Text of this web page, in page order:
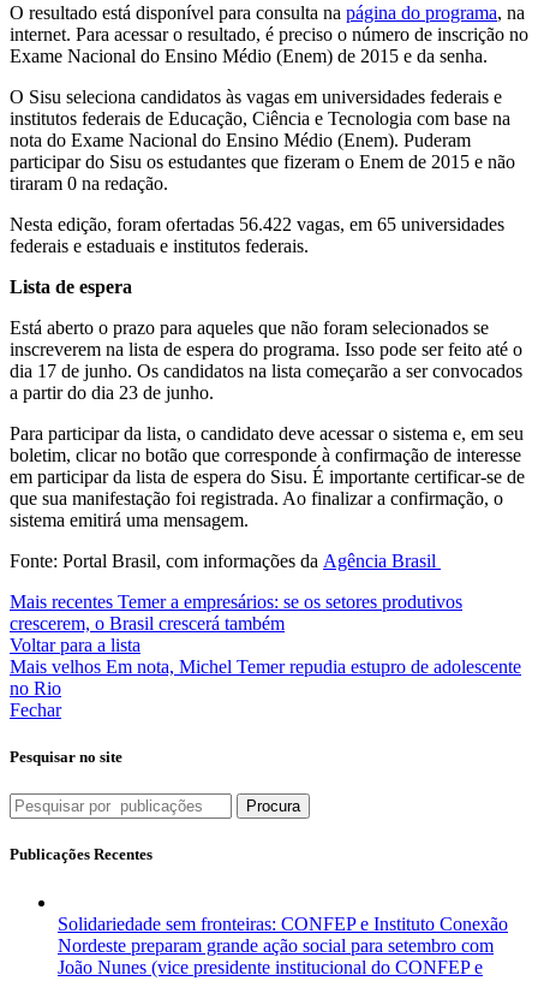
O resultado está disponível para consulta na página do programa, na
internet. Para acessar o resultado, é preciso o número de inscrição no
Exame Nacional do Ensino Médio (Enem) de 2015 e da senha.
O Sisu seleciona candidatos às vagas em universidades federais e
institutos federais de Educação, Ciência e Tecnologia com base na
nota do Exame Nacional do Ensino Médio (Enem). Puderam
participar do Sisu os estudantes que fizeram o Enem de 2015 e não
tiraram 0 na redação.
Nesta edição, foram ofertadas 56.422 vagas, em 65 universidades
federais e estaduais e institutos federais.
Lista de espera
Está aberto o prazo para aqueles que não foram selecionados se
inscreverem na lista de espera do programa. Isso pode ser feito até o
dia 17 de junho. Os candidatos na lista começarão a ser convocados
a partir do dia 23 de junho.
Para participar da lista, o candidato deve acessar o sistema e, em seu
boletim, clicar no botão que corresponde à confirmação de interesse
em participar da lista de espera do Sisu. É importante certificar-se de
que sua manifestação foi registrada. Ao finalizar a confirmação, o
sistema emitirá uma mensagem.
Fonte: Portal Brasil, com informações da Agência Brasil
Mais recentes Temer a empresários: se os setores produtivos
crescerem, o Brasil crescerá também
Voltar para a lista
Mais velhos Em nota, Michel Temer repudia estupro de adolescente
no Rio
Fechar
Pesquisar no site
Procura
Publicações Recentes
Solidariedade sem fronteiras: CONFEP e Instituto Conexão
Nordeste preparam grande ação social para setembro com
João Nunes (vice presidente institucional do CONFEP e